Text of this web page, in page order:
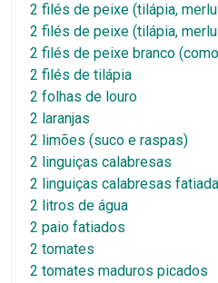
2 filés de peixe (tilápia,
2 filés de peixe (tilápia,
2 filés de peixe branco
2 filés de tilápia
2 folhas de louro
2 laranjas
2 limões (suco e raspas)
2 linguiças calabresas
2 linguiças calabresas
2 litros de água
2 paio fatiados
2 tomates
2 tomates maduros picados